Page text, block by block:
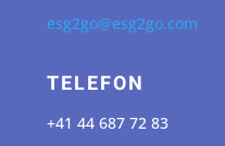
esg2go@esg2go.com
TELEFON
+41 44 687 72 83